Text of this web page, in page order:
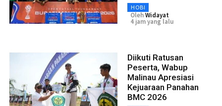
HOBI
OlehWidayat
4 jam yang lalu
Diikuti Ratusan
Peserta, Wabup
Malinau Apresiasi
Kejuaraan Panahan
BMC 2026